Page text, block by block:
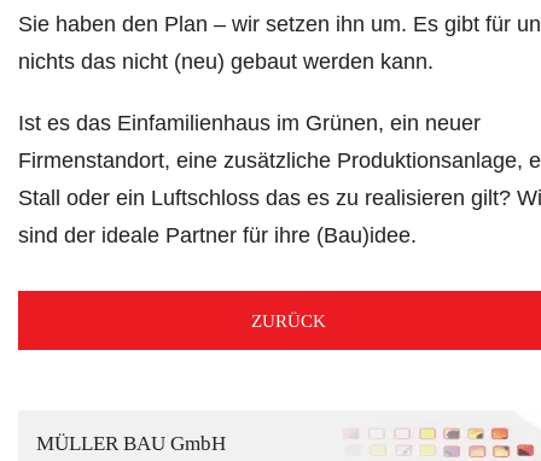
Sie haben den Plan – wir setzen ihn um. Es gibt für
nichts das nicht (neu) gebaut werden kann.
Ist es das Einfamilienhaus im Grünen, ein neuer
Firmenstandort, eine zusätzliche Produktionsanlage,
Stall oder ein Luftschloss das es zu realisieren gilt?
sind der ideale Partner für ihre (Bau)idee.
ZURÜCK
MÜLLER BAU GmbH